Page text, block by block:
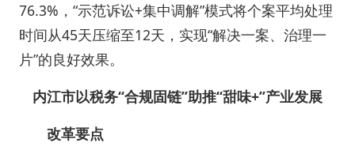
76.3%，“示范诉讼+集中调解”模式将个案平均处理
时间从45天压缩至12天，实现“解决一案、治理一
片”的良好效果。
内江市以税务“合规固链”助推“甜味+”产业发展
改革要点